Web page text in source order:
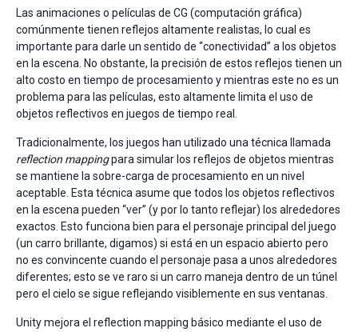
Las animaciones o películas de CG (computación gráfica)
comúnmente tienen reflejos altamente realistas, lo cual es
importante para darle un sentido de “conectividad” a los objetos
en la escena. No obstante, la precisión de estos reflejos tienen un
alto costo en tiempo de procesamiento y mientras este no es un
problema para las películas, esto altamente limita el uso de
objetos reflectivos en juegos de tiempo real.
Tradicionalmente, los juegos han utilizado una técnica llamada
reflection mappingpara simular los reflejos de objetos mientras
se mantiene la sobre-carga de procesamiento en un nivel
aceptable. Esta técnica asume que todos los objetos reflectivos
en la escena pueden “ver” (y por lo tanto reflejar) los alrededores
exactos. Esto funciona bien para el personaje principal del juego
(un carro brillante, digamos) si está en un espacio abierto pero
no es convincente cuando el personaje pasa a unos alrededores
diferentes; esto se ve raro si un carro maneja dentro de un túnel
pero el cielo se sigue reflejando visiblemente en sus ventanas.
Unity mejora el reflection mapping básico mediante el uso de